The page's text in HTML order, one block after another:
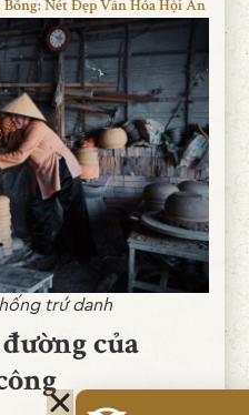
Nét Đẹp Văn Hóa Hội An
trứ danh
của